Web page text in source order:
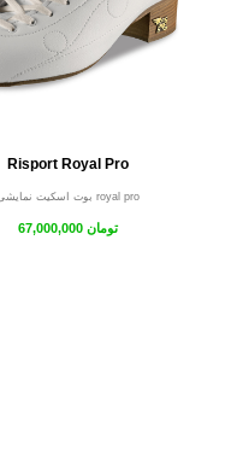
Risport Royal Pro
بوت اسکیت نمایشی royal pro
67,000,000 تومان